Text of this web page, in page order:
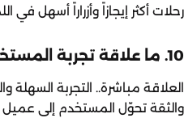
رحلات أكثر إيجازاً وأزراراً أسهل في
10. ما علاقة تجربة المستخدم برضا العميل؟
العلاقة مباشرة.. التجربة السهلة
والثقة تحوّل المستخدم إلى